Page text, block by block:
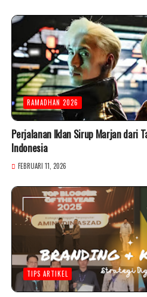
RAMADHAN 2026
Perjalanan Iklan Sirup Marjan dari
Indonesia
FEBRUARI 11, 2026
TIPS ARTIKEL